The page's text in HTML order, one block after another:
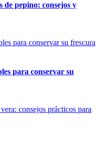
pepino: consejos y
para conservar su